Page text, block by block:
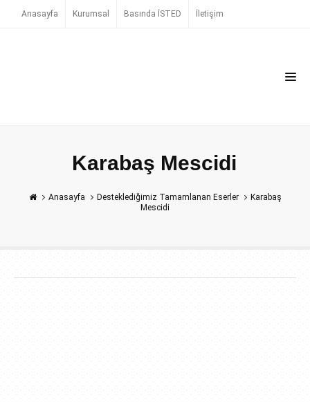
Anasayfa Kurumsal Basında İSTED İletişim
Karabaş Mescidi
Anasayfa Desteklediğimiz Tamamlanan Eserler
Karabaş
Mescidi